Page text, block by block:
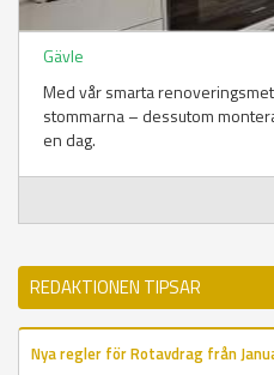
Gävle
Med vår smarta
stommarna – dessutom
en dag.
REDAKTIONEN TIPSAR
Nya regler för Rotavdrag från